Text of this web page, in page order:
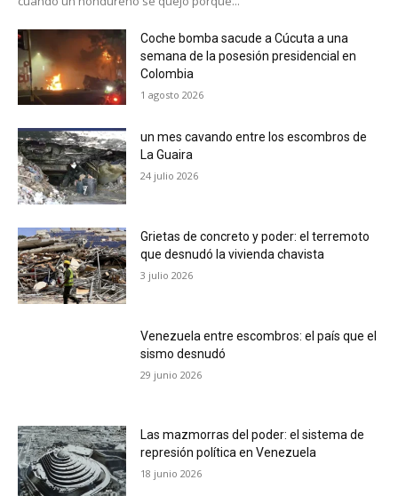
Coche bomba sacude a Cúcuta a una
semana de la posesión presidencial en
Colombia
1 agosto 2026
un mes cavando entre los escombros de
La Guaira
24 julio 2026
Grietas de concreto y poder: el terremoto
que desnudó la vivienda chavista
3 julio 2026
Venezuela entre escombros: el país que el
sismo desnudó
29 junio 2026
Las mazmorras del poder: el sistema de
represión política en Venezuela
18 junio 2026